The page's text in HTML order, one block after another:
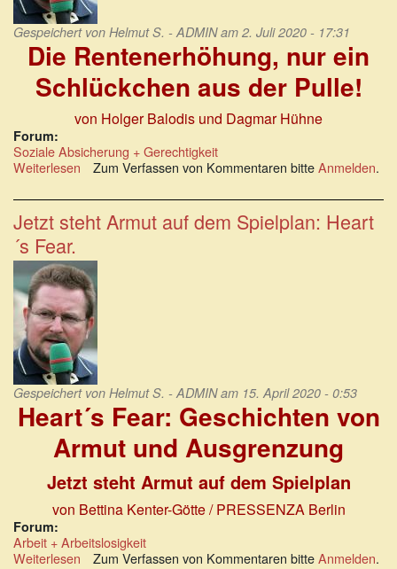
Gespeichert von Helmut S. - ADMINam 2. Juli 2020 - 17:31
Die Rentenerhöhung, nur ein
Schlückchen aus der Pulle!
von Holger Balodis und Dagmar Hühne
Forum:
Soziale Absicherung + Gerechtigkeit
Weiterlesen über
Rentenerhöhung,
nur
ein
aus
der
Pulle!
Zum Verfassen von Kommentaren bitteAnmelden.
Jetzt steht Armut auf dem Spielplan: Heart
´s Fear.
Gespeichert von Helmut S. - ADMINam 15. April 2020 - 0:53
Heart´s Fear: Geschichten von
Armut und Ausgrenzung
Jetzt steht Armut auf dem Spielplan
von Bettina Kenter-Götte / PRESSENZA Berlin
Forum:
Arbeit + Arbeitslosigkeit
Weiterlesen über
Zum Verfassen von Kommentaren bitteAnmelden.